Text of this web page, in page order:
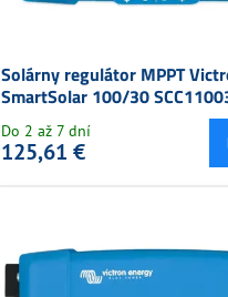
Solárny regulátor MPPT
SmartSolar 100/30
Do 2 až 7 dní
125,61 €